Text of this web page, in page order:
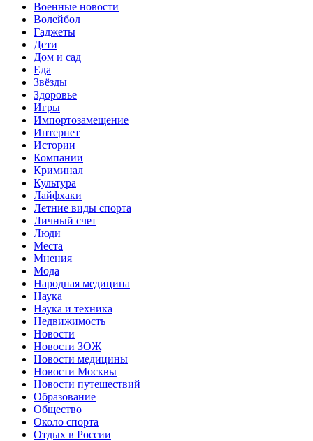
Военные новости
Волейбол
Гаджеты
Дети
Дом и сад
Еда
Звёзды
Здоровье
Игры
Импортозамещение
Интернет
Истории
Компании
Криминал
Культура
Лайфхаки
Летние виды спорта
Личный счет
Люди
Места
Мнения
Мода
Народная медицина
Наука
Наука и техника
Недвижимость
Новости
Новости ЗОЖ
Новости медицины
Новости Москвы
Новости путешествий
Образование
Общество
Около спорта
Отдых в России